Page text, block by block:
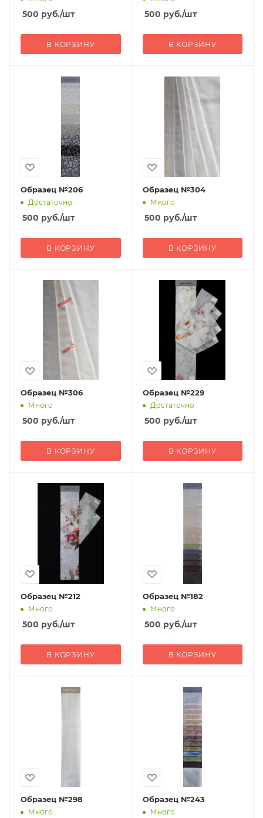
500 руб./шт
В КОРЗИНУ
500 руб./шт
В КОРЗИНУ
Образец №206
Достаточно
500 руб./шт
В КОРЗИНУ
Образец №304
Много
500 руб./шт
В КОРЗИНУ
Образец №306
Много
500 руб./шт
В КОРЗИНУ
Образец №229
Достаточно
500 руб./шт
В КОРЗИНУ
Образец №212
Много
500 руб./шт
В КОРЗИНУ
Образец №182
Много
500 руб./шт
В КОРЗИНУ
Образец №298
Много
Образец №243
Много